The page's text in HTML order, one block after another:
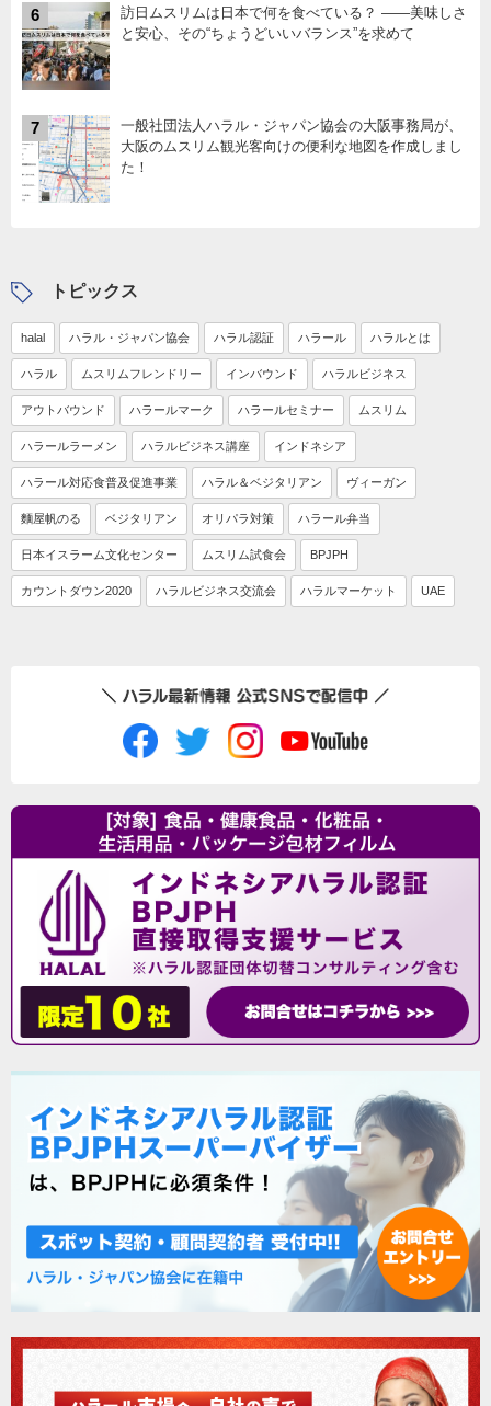
6
訪日ムスリムは日本で何を食べている？ ――美味しさ
と安心、その“ちょうどいいバランス”を求めて
7
一般社団法人ハラル・ジャパン協会の大阪事務局が、
大阪のムスリム観光客向けの便利な地図を作成しまし
た！
トピックス
halal ハラル・ジャパン協会 ハラル認証 ハラール ハラルとは
ハラル ムスリムフレンドリー インバウンド ハラルビジネス
アウトバウンド ハラールマーク ハラールセミナー ムスリム
ハラールラーメン ハラルビジネス講座 インドネシア
ハラール対応食普及促進事業 ハラル＆ベジタリアン ヴィーガン
麵屋帆のる ベジタリアン オリパラ対策 ハラール弁当
日本イスラーム文化センター ムスリム試食会 BPJPH
カウントダウン2020 ハラルビジネス交流会 ハラルマーケット UAE